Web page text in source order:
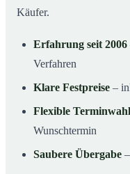
Käufer.
Erfahrung seit 2006
Verfahren
Klare Festpreise –
Flexible Terminwahl
Wunschtermin
Saubere Übergabe